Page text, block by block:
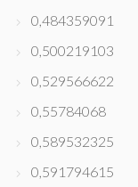
0,484359091
0,500219103
0,529566622
0,55784068
0,589532325
0,591794615